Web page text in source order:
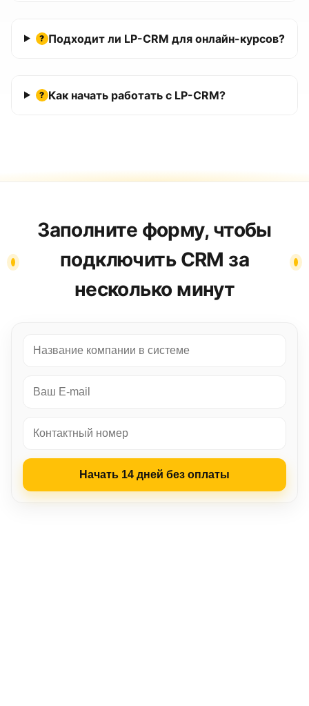
? Подходит ли LP-CRM для онлайн-курсов?
? Как начать работать с LP-CRM?
Заполните форму, чтобы
подключить CRM за
несколько минут
Начать 14 дней без оплаты